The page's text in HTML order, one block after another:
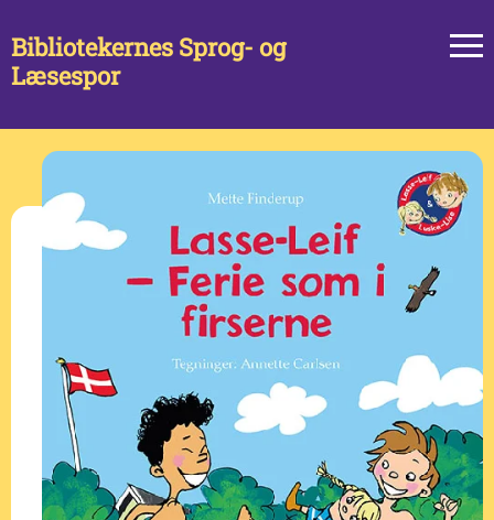
Bibliotekernes Sprog- og
Læsespor